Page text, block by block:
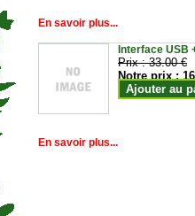
En savoir plus...
Interface USB
Prix :33.00 €
Notre prix :
Ajouter au
En savoir plus...